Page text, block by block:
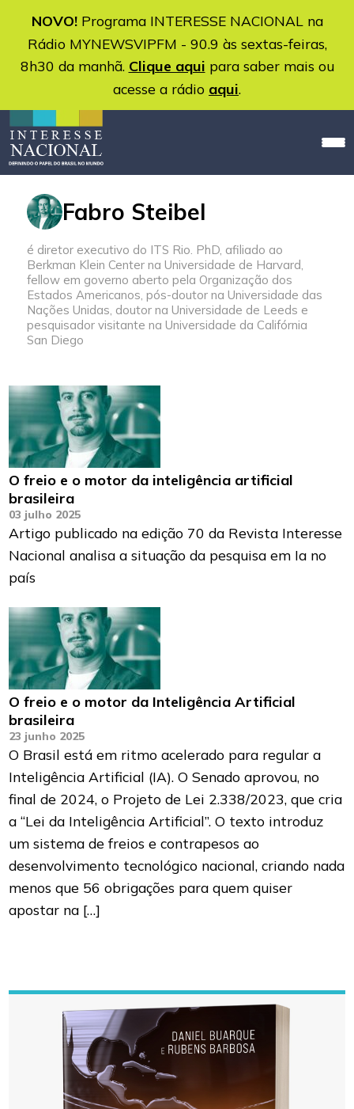
NOVO!Programa INTERESSE NACIONAL na
Rádio MYNEWSVIPFM - 90.9 às sextas-feiras,
8h30 da manhã. Clique aqui para saber mais ou
acesse a rádio aqui.
Fabro Steibel
é diretor executivo do ITS Rio. PhD, afiliado ao
Berkman Klein Center na Universidade de Harvard,
fellow em governo aberto pela Organização dos
Estados Americanos, pós-doutor na Universidade das
Nações Unidas, doutor na Universidade de Leeds e
pesquisador visitante na Universidade da Califórnia
San Diego
O freio e o motor da inteligência artificial
brasileira
03 julho 2025
Artigo publicado na edição 70 da Revista Interesse
Nacional analisa a situação da pesquisa em Ia no
país
O freio e o motor da Inteligência Artificial
brasileira
23 junho 2025
O Brasil está em ritmo acelerado para regular a
Inteligência Artificial (IA). O Senado aprovou, no
final de 2024, o Projeto de Lei 2.338/2023, que cria
a “Lei da Inteligência Artificial”. O texto introduz
um sistema de freios e contrapesos ao
desenvolvimento tecnológico nacional, criando nada
menos que 56 obrigações para quem quiser
apostar na […]